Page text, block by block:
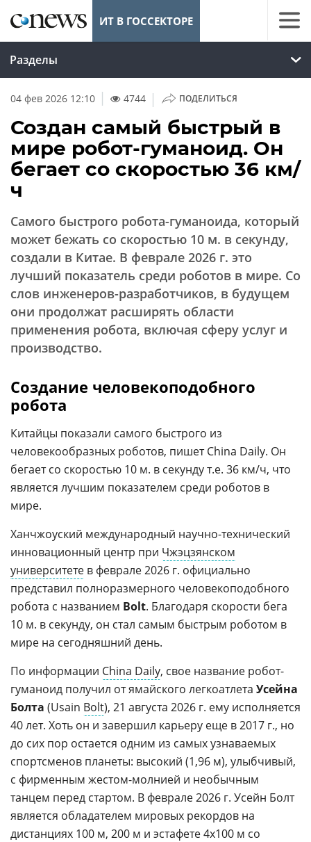
ИТ В ГОССЕКТОРЕ
Разделы
04 фев 2026 12:10 4744 | ПОДЕЛИТЬСЯ
Создан самый быстрый в
мире робот-гуманоид. Он
бегает со скоростью 36 км/
ч
Самого быстрого робота-гуманоида, который
может бежать со скоростью 10 м. в секунду,
создали в Китае. В феврале 2026 г. это
лучший показатель среди роботов в мире. Со
слов инженеров-разработчиков, в будущем
они продолжат расширять области
применения робота, включая сферу услуг и
производство.
Создание человекоподобного
робота
Китайцы показали самого быстрого из
человекообразных роботов, пишет China Daily. Он
бегает со скоростью 10 м. в секунду т.е. 36 км/ч, что
является лучшим показателем среди роботов в
мире.
Ханчжоуский международный научно-технический
инновационный центр при Чжэцзянском
университете в феврале 2026 г. официально
представил полноразмерного человекоподобного
робота с названием Bolt. Благодаря скорости бега
10 м. в секунду, он стал самым быстрым роботом в
мире на сегодняшний день.
По информации China Daily, свое название робот-
гуманоид получил от ямайского легкоатлета Усейна
Болта (Usain Bolt), 21 августа 2026 г. ему исполняется
40 лет. Хоть он и завершил карьеру еще в 2017 г., но
до сих пор остается одним из самых узнаваемых
спортсменов планеты: высокий (1,96 м), улыбчивый,
с фирменным жестом-молнией и необычным
танцем перед стартом. В феврале 2026 г. Усейн Болт
является обладателем мировых рекордов на
дистанциях 100 м, 200 м и эстафете 4х100 м со